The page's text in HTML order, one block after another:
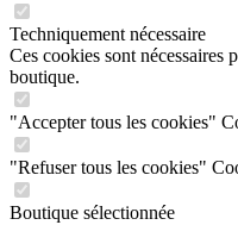
Techniquement nécessaire
Ces cookies sont nécessaires
boutique.
"Accepter tous les cookies"
"Refuser tous les cookies"
Boutique sélectionnée